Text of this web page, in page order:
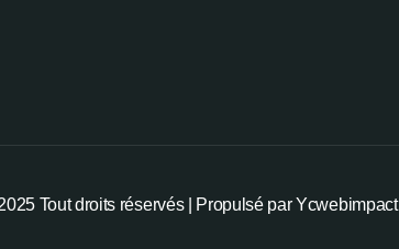
Tout droits réservés | Propulsé par Ycwebimpact